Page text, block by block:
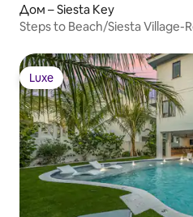
Дом – Siesta Key
Steps to Beach/Siesta Village-
Luxe
Luxe